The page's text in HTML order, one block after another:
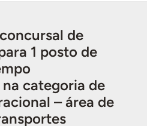
de
1 posto de
categoria de
– área de